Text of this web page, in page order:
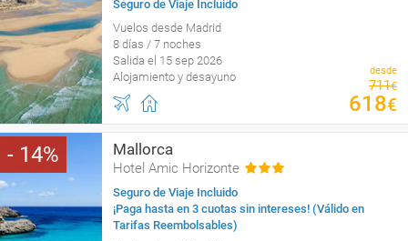
Seguro de Viaje Incluido
Vuelos desde Madrid
8 días / 7 noches
Salida el 15 sep 2026
Alojamiento y desayuno
desde
711€
618€
14 Mallorca
Hotel Amic Horizonte
Seguro de Viaje Incluido
¡Paga hasta en 3 cuotas sin intereses! (Válido en
Tarifas Reembolsables)